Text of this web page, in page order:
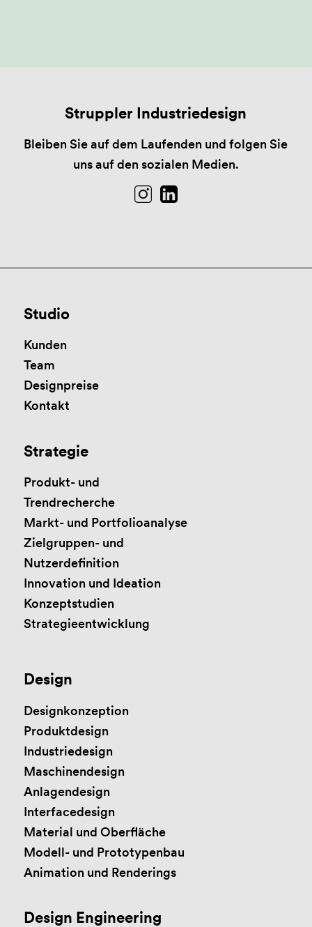
Struppler Industriedesign
Bleiben Sie auf dem Laufenden und folgen Sie
uns auf den sozialen Medien.
Studio
Kunden
Team
Designpreise
Kontakt
Strategie
Produkt- und
Trendrecherche
Markt- und Portfolioanalyse
Zielgruppen- und
Nutzerdefinition
Innovation und Ideation
Konzeptstudien
Strategieentwicklung
Design
Designkonzeption
Produktdesign
Industriedesign
Maschinendesign
Anlagendesign
Interfacedesign
Material und Oberfläche
Modell- und Prototypenbau
Animation und Renderings
Design Engineering